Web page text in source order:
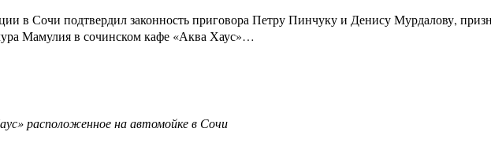
в Сочи подтвердил законность приговора Петру Пинчуку и Денису Мурдалову,
Мамулия в сочинском кафе «Аква Хаус»…
расположенное на автомойке в Сочи